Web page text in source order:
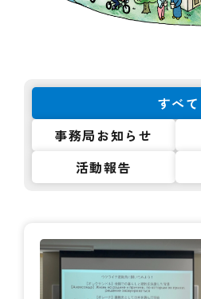
すべて
事務局お知らせ
活動報告